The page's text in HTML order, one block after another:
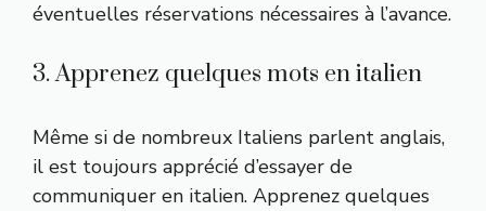
éventuelles réservations nécessaires à l’avance.
3. Apprenez quelques mots en italien
Même si de nombreux Italiens parlent anglais,
il est toujours apprécié d’essayer de
communiquer en italien. Apprenez quelques